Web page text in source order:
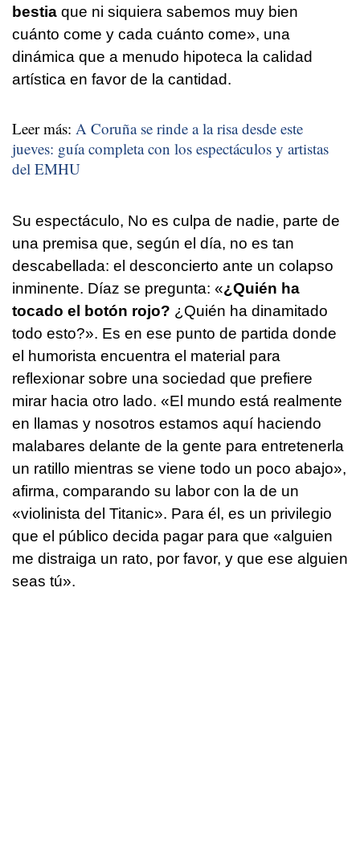
bestia que ni siquiera sabemos muy bien
cuánto come y cada cuánto come», una
dinámica que a menudo hipoteca la calidad
artística en favor de la cantidad.
Leer más: A Coruña se rinde a la risa desde este
jueves: guía completa con los espectáculos y artistas
del EMHU
Su espectáculo, No es culpa de nadie, parte de
una premisa que, según el día, no es tan
descabellada: el desconcierto ante un colapso
inminente. Díaz se pregunta: «¿Quién ha
tocado el botón rojo? ¿Quién ha dinamitado
todo esto?». Es en ese punto de partida donde
el humorista encuentra el material para
reflexionar sobre una sociedad que prefiere
mirar hacia otro lado. «El mundo está realmente
en llamas y nosotros estamos aquí haciendo
malabares delante de la gente para entretenerla
un ratillo mientras se viene todo un poco abajo»,
afirma, comparando su labor con la de un
«violinista del Titanic». Para él, es un privilegio
que el público decida pagar para que «alguien
me distraiga un rato, por favor, y que ese alguien
seas tú».